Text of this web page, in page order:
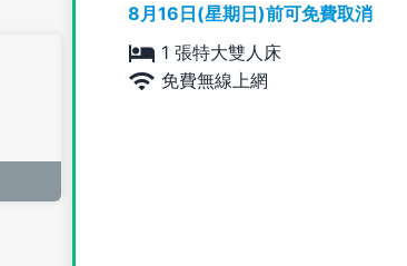
8月16日(星期日)前可免費取消
1 張特大雙人床
免費無線上網